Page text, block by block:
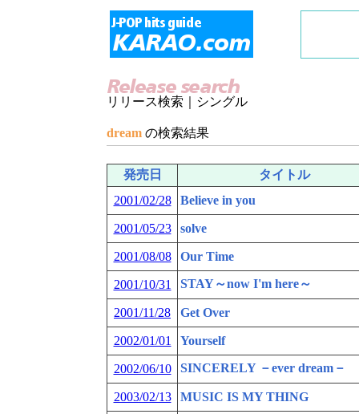
リリース検索｜シングル
dream の検索結果
発売日
タイトル
2001/02/28
Believe in you
2001/05/23 solve
2001/08/08 Our Time
2001/10/31 STAY～now I'm here～
2001/11/28 Get Over
2002/01/01 Yourself
2002/06/10 SINCERELY －ever dream－
2003/02/13 MUSIC IS MY THING